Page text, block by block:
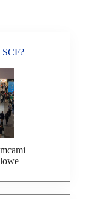
SCF?